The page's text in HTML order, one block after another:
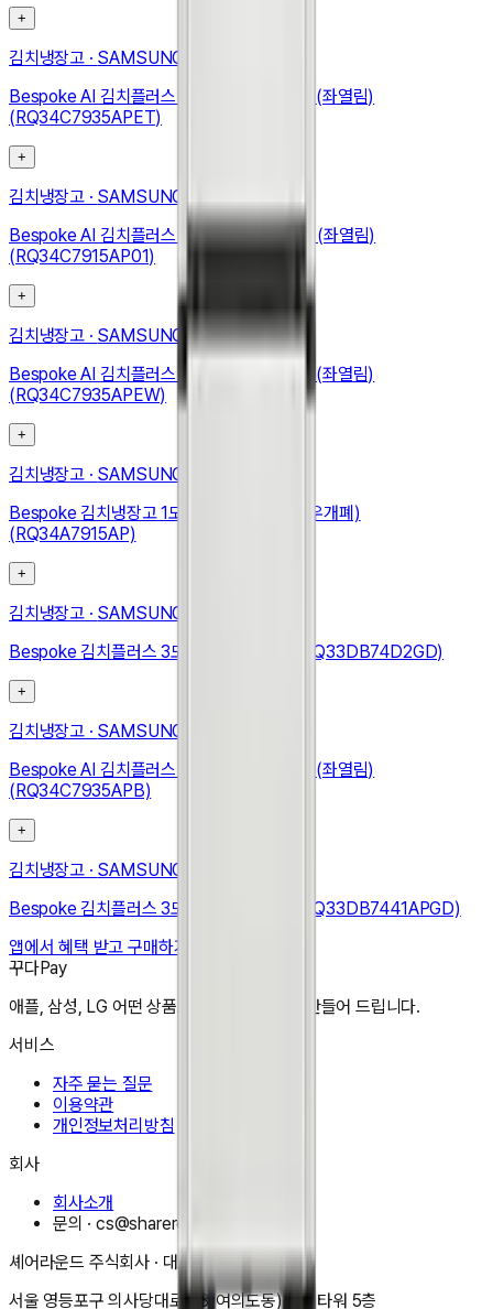
+
김치냉장고 · SAMSUNG
Bespoke AI 김치플러스 1도어 키친핏 347L (좌열림)
(RQ34C7935APET)
+
김치냉장고 · SAMSUNG
Bespoke AI 김치플러스 1도어 키친핏 348L (좌열림)
(RQ34C7915AP01)
+
김치냉장고 · SAMSUNG
Bespoke AI 김치플러스 1도어 키친핏 347L (좌열림)
(RQ34C7935APEW)
+
김치냉장고 · SAMSUNG
Bespoke 김치냉장고 1도어 348L (우힌지, 우개폐)
(RQ34A7915AP)
+
김치냉장고 · SAMSUNG
Bespoke 김치플러스 3도어 키친핏 313L (RQ33DB74D2GD)
+
김치냉장고 · SAMSUNG
Bespoke AI 김치플러스 1도어 키친핏 347L (좌열림)
(RQ34C7935APB)
+
김치냉장고 · SAMSUNG
Bespoke 김치플러스 3도어 키친핏 313L (RQ33DB7441APGD)
앱에서 혜택 받고 구매하기
꾸다Pay
애플, 삼성, LG 어떤 상품도 한달 3만원으로 만들어 드립니다.
서비스
자주 묻는 질문
이용약관
개인정보처리방침
회사
회사소개
문의 ·cs@shareround.co.kr
셰어라운드 주식회사 · 대표이동규
서울 영등포구 의사당대로 83(여의도동) 오투타워 5층